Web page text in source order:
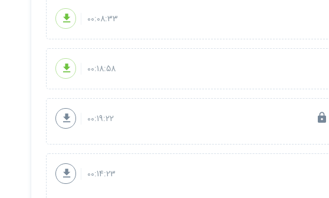
00:08:33
00:18:58
00:19:22
00:14:23